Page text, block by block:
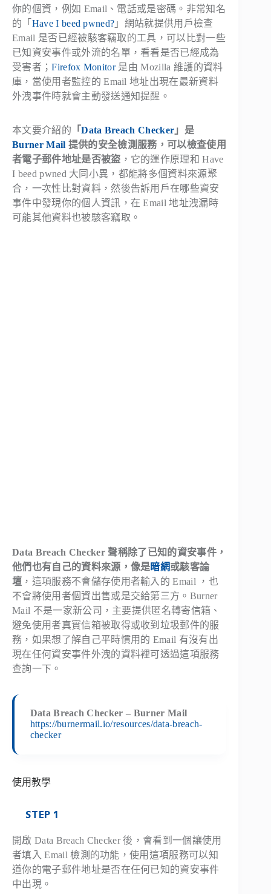
你的個資，例如 Email、電話或是密碼。非常知名
的「 Have I beed pwned? 」網站就提供用戶檢查
Email 是否已經被駭客竊取的工具，可以比對一些
已知資安事件或外流的名單，看看是否已經成為
受害者；Firefox Monitor是由 Mozilla 維護的資料
庫，當使用者監控的 Email 地址出現在最新資料
外洩事件時就會主動發送通知提醒。
本文要介紹的 「Data Breach Checker 」是
Burner Mail 提供的安全檢測服務，可以檢查使用
者電子郵件地址是否被盜 ，它的運作原理和 Have
I beed pwned 大同小異，都能將多個資料來源聚
合，一次性比對資料，然後告訴用戶在哪些資安
事件中發現你的個人資訊，在 Email 地址洩漏時
可能其他資料也被駭客竊取。
Data Breach Checker 聲稱除了已知的資安事件，
他們也有自己的資料來源，像是暗網或駭客論
壇 ，這項服務不會儲存使用者輸入的 Email ，也
不會將使用者個資出售或是交給第三方。Burner
Mail 不是一家新公司，主要提供匿名轉寄信箱、
避免使用者真實信箱被取得或收到垃圾郵件的服
務，如果想了解自己平時慣用的 Email 有沒有出
現在任何資安事件外洩的資料裡可透過這項服務
查詢一下。
Data Breach Checker – Burner Mail
https://burnermail.io/resources/data-breach-
checker
使用教學
STEP 1
開啟 Data Breach Checker 後，會看到一個讓使用
者填入 Email 檢測的功能，使用這項服務可以知
道你的電子郵件地址是否在任何已知的資安事件
中出現。